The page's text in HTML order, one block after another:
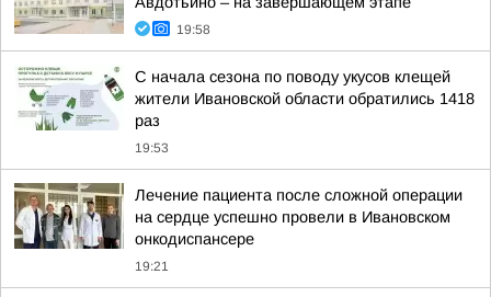
19:58
С начала сезона по поводу укусов клещей
жители Ивановской области обратились 1418
раз
19:53
Лечение пациента после сложной операции
на сердце успешно провели в Ивановском
онкодиспансере
19:21